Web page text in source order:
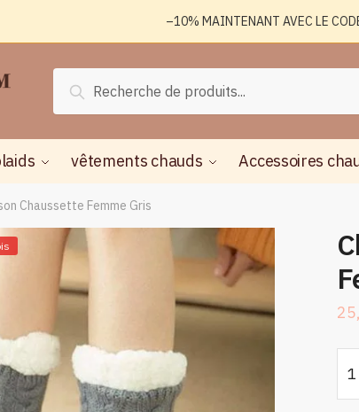
–10% MAINTENANT AVEC LE
pour :
Recherche
vêtements chauds Accessoires
Chaussette Femme Gris
de